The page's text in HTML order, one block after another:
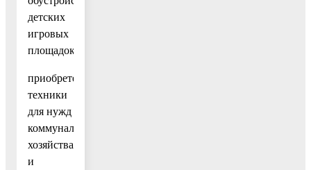
детских
игровых
площадок;
приобретение
техники
для нужд
коммунального
хозяйства
и